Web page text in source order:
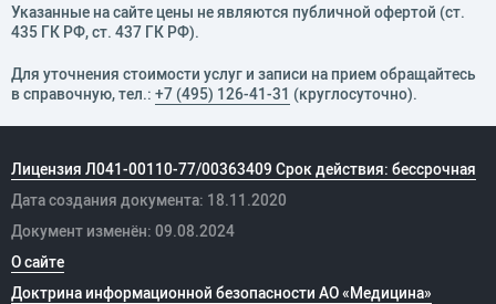
Указанные на сайте цены не являются публичной офертой (ст.
435 ГК РФ, cт. 437 ГК РФ).
Для уточнения стоимости услуг и записи на прием обращайтесь
в справочную, тел.: +7 (495) 126-41-31 (круглосуточно).
Лицензия Л041-00110-77/00363409 Срок действия: бессрочная
Дата создания документа: 18.11.2020
Документ изменён: 09.08.2024
О сайте
Доктрина информационной безопасности АО «Медицина»